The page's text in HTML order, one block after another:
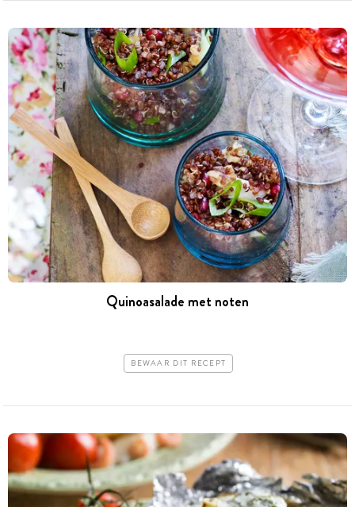
Quinoasalade met noten
BEWAAR DIT RECEPT